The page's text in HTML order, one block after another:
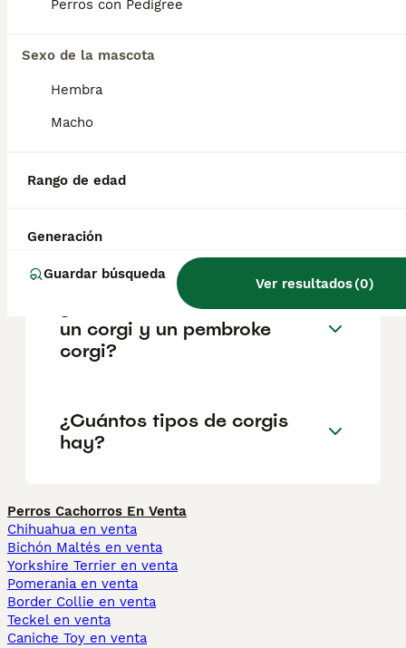
Perros con Pedigree
Sexo de la mascota
Hembra
Macho
Rango de edad
Generación
Guardar búsqueda
Ver resultados(0)
¿Por qué no adquirir un
Pembroke Welsh Corgi?
Pembroke?
¿Cuál es la diferencia entre
un corgi y un pembroke
corgi?
¿Cuántos tipos de corgis
hay?
Perros Cachorros En Venta
Chihuahua en venta
Bichón Maltés en venta
Yorkshire Terrier en venta
Pomerania en venta
Border Collie en venta
Teckel en venta
Caniche Toy en venta